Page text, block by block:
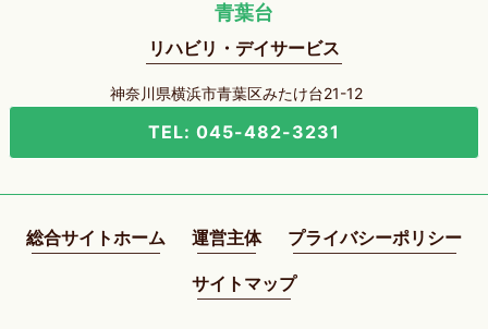
青葉台
リハビリ・デイサービス
神奈川県横浜市青葉区みたけ台21-12
TEL: 045-482-3231
総合サイトホーム 運営主体 プライバシーポリシー
サイトマップ